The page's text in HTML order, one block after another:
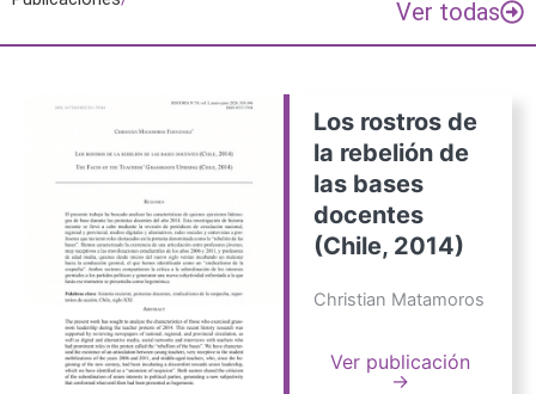
Ver todas
Los rostros de
la rebelión de
las bases
docentes
(Chile, 2014)
Christian Matamoros
Ver publicación
→